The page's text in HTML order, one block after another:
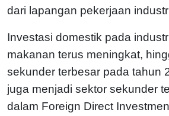
dari lapangan pekerjaan
Investasi domestik pada
makanan terus meningkat,
sekunder terbesar pada tahun
juga menjadi sektor sekunder
dalam Foreign Direct